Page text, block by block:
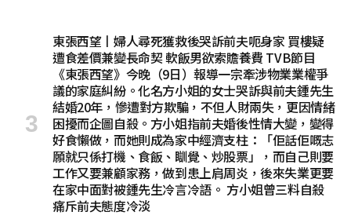
東張西望丨婦人尋死獲救後哭訴前夫呃身家 買樓疑
遭食差價兼變長命契 軟飯男欲索贍養費 TVB節目
《東張西望》今晚（9日）報導一宗牽涉物業業權爭
議的家庭糾紛。化名方小姐的女士哭訴與前夫鍾先生
結婚20年，慘遭對方欺騙，不但人財兩失，更因情緒
困擾而企圖自殺。方小姐指前夫婚後性情大變，變得
好食懶做，而她則成為家中經濟支柱：「佢話佢嘅志
願就只係打機、食飯、瞓覺、炒股票」，而自己則要
工作又要兼顧家務，做到患上肩周炎，後來失業更要
在家中面對被鍾先生冷言冷語。 方小姐曾三料自殺
痛斥前夫態度冷淡